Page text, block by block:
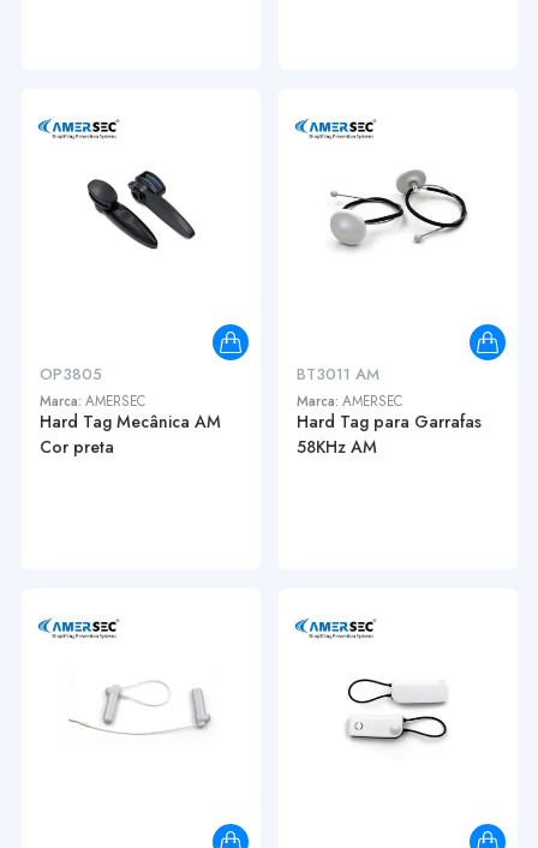
OP3805
Marca: AMERSEC
Hard Tag Mecânica AM
Cor preta
BT3011 AM
Marca: AMERSEC
Hard Tag para Garrafas
58KHz AM